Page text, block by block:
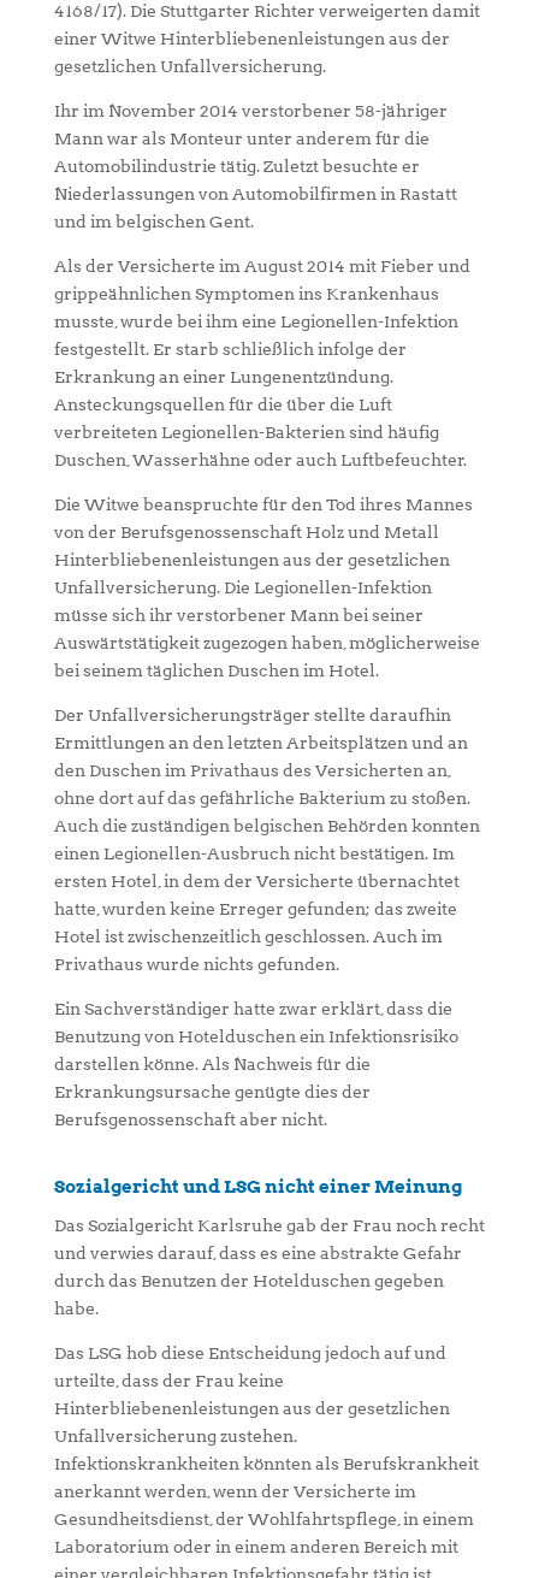
4168/17). Die Stuttgarter Richter verweigerten damit
einer Witwe Hinterbliebenenleistungen aus der
gesetzlichen Unfallversicherung.
Ihr im November 2014 verstorbener 58-jähriger
Mann war als Monteur unter anderem für die
Automobilindustrie tätig. Zuletzt besuchte er
Niederlassungen von Automobilfirmen in Rastatt
und im belgischen Gent.
Als der Versicherte im August 2014 mit Fieber und
grippeähnlichen Symptomen ins Krankenhaus
musste, wurde bei ihm eine Legionellen-Infektion
festgestellt. Er starb schließlich infolge der
Erkrankung an einer Lungenentzündung.
Ansteckungsquellen für die über die Luft
verbreiteten Legionellen-Bakterien sind häufig
Duschen, Wasserhähne oder auch Luftbefeuchter.
Die Witwe beanspruchte für den Tod ihres Mannes
von der Berufsgenossenschaft Holz und Metall
Hinterbliebenenleistungen aus der gesetzlichen
Unfallversicherung. Die Legionellen-Infektion
müsse sich ihr verstorbener Mann bei seiner
Auswärtstätigkeit zugezogen haben, möglicherweise
bei seinem täglichen Duschen im Hotel.
Der Unfallversicherungsträger stellte daraufhin
Ermittlungen an den letzten Arbeitsplätzen und an
den Duschen im Privathaus des Versicherten an,
ohne dort auf das gefährliche Bakterium zu stoßen.
Auch die zuständigen belgischen Behörden konnten
einen Legionellen-Ausbruch nicht bestätigen. Im
ersten Hotel, in dem der Versicherte übernachtet
hatte, wurden keine Erreger gefunden; das zweite
Hotel ist zwischenzeitlich geschlossen. Auch im
Privathaus wurde nichts gefunden.
Ein Sachverständiger hatte zwar erklärt, dass die
Benutzung von Hotelduschen ein Infektionsrisiko
darstellen könne. Als Nachweis für die
Erkrankungsursache genügte dies der
Berufsgenossenschaft aber nicht.
Sozialgericht und LSG nicht einer Meinung
Das Sozialgericht Karlsruhe gab der Frau noch recht
und verwies darauf, dass es eine abstrakte Gefahr
durch das Benutzen der Hotelduschen gegeben
habe.
Das LSG hob diese Entscheidung jedoch auf und
urteilte, dass der Frau keine
Hinterbliebenenleistungen aus der gesetzlichen
Unfallversicherung zustehen.
Infektionskrankheiten könnten als Berufskrankheit
anerkannt werden, wenn der Versicherte im
Gesundheitsdienst, der Wohlfahrtspflege, in einem
Laboratorium oder in einem anderen Bereich mit